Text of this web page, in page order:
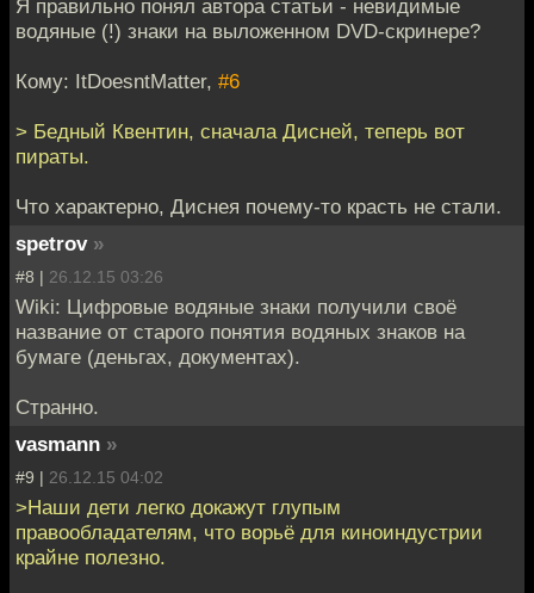
Я правильно понял автора статьи - невидимые
водяные (!) знаки на выложенном DVD-скринере?
Кому: ItDoesntMatter, #6
> Бедный Квентин, сначала Дисней, теперь вот
пираты.
Что характерно, Диснея почему-то красть не стали.
spetrov »
#8 | 26.12.15 03:26
Wiki: Цифровые водяные знаки получили своё
название от старого понятия водяных знаков на
бумаге (деньгах, документах).
Странно.
vasmann »
#9 | 26.12.15 04:02
>Наши дети легко докажут глупым
правообладателям, что ворьё для киноиндустрии
крайне полезно.